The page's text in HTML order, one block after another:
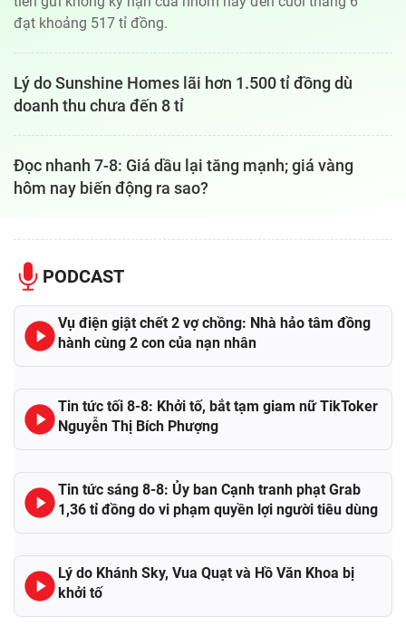
đạt khoảng 517 tỉ đồng.
Lý do Sunshine Homes lãi hơn 1.500 tỉ đồng dù
doanh thu chưa đến 8 tỉ
Đọc nhanh 7-8: Giá dầu lại tăng mạnh; giá vàng
hôm nay biến động ra sao?
PODCAST
Vụ điện giật chết 2 vợ chồng: Nhà hảo tâm đồng
hành cùng 2 con của nạn nhân
Tin tức tối 8-8: Khởi tố, bắt tạm giam nữ TikToker
Nguyễn Thị Bích Phượng
Tin tức sáng 8-8: Ủy ban Cạnh tranh phạt Grab
1,36 tỉ đồng do vi phạm quyền lợi người tiêu dùng
Lý do Khánh Sky, Vua Quạt và Hồ Văn Khoa bị
khởi tố